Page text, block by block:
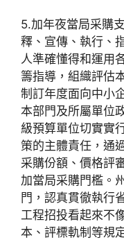
5.加年夜當局采購
釋、宣傳、執行、
人準確懂得和運用
籌指導，組織評估
制訂年度面向中小
本部門及所屬單位
級預算單位切實實
策的主體責任，通
采購份額、價格評
加當局采購門檻。
門，認真貫徹執行
工程招投看起來不
本、評標軌制等規